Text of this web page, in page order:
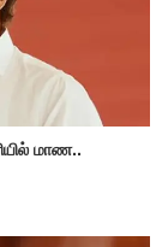
மாண..